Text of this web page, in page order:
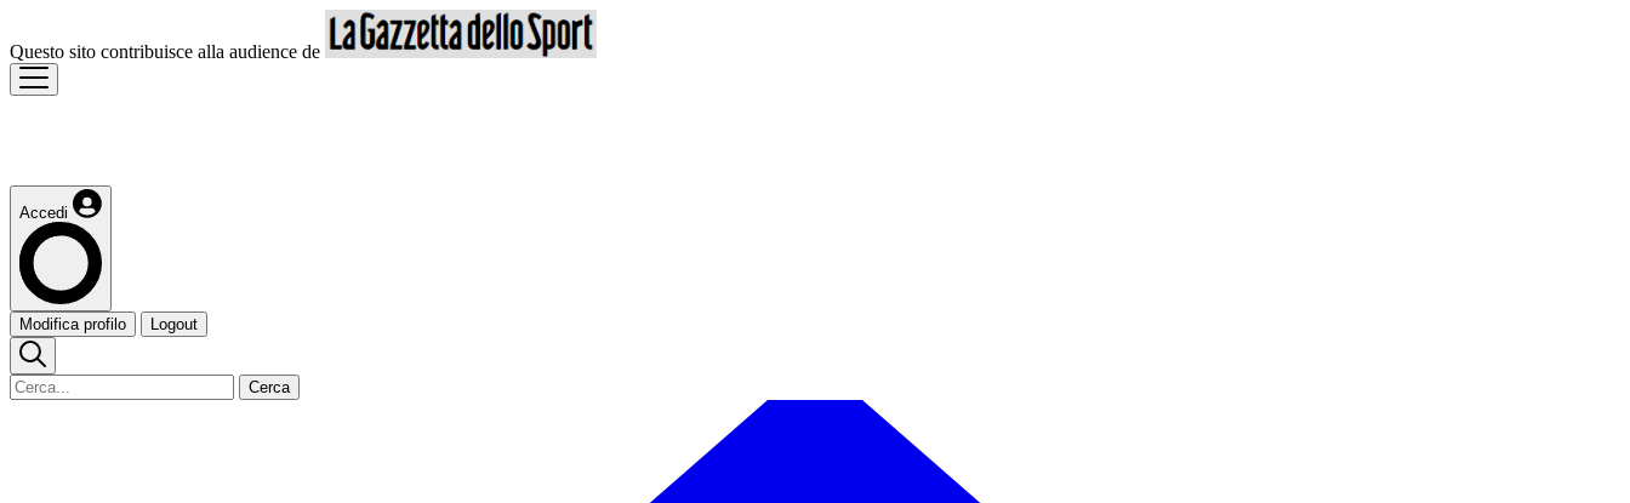
Questo sito contribuisce alla audience de
Accedi
Modifica profilo Logout
Cerca